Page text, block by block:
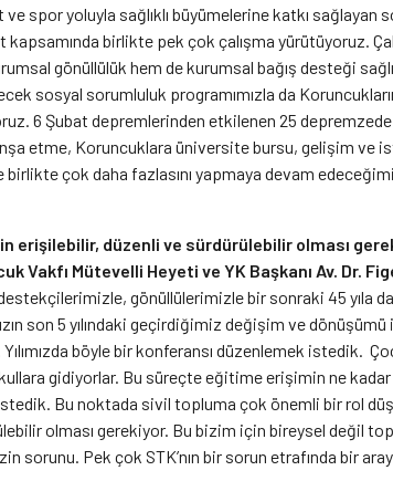
ve spor yoluyla sağlıklı büyümelerine katkı sağlayan
kapsamında birlikte pek çok çalışma yürütüyoruz.
gönüllülük hem de kurumsal bağış desteği
sosyal sorumluluk programımızla da
6 Şubat depremlerinden etkilenen 25
etme, Koruncuklara üniversite bursu, gelişim ve
birlikte çok daha fazlasını yapmaya devam
erişilebilir, düzenli ve sürdürülebilir olması
Vakfı Mütevelli Heyeti ve YK Başkanı Av. Dr.
gönüllülerimizle bir sonraki 45 yıla
son 5 yılındaki geçirdiğimiz değişim ve
böyle bir konferansı düzenlemek istedik.
gidiyorlar. Bu süreçte eğitime erişimin ne
Bu noktada sivil topluma çok önemli bir rol
olması gerekiyor. Bu bizim için bireysel değil
sorunu. Pek çok STK’nın bir sorun etrafında bir